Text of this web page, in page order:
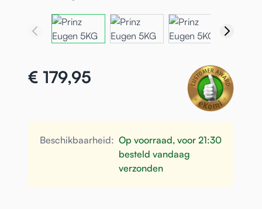
€ 179,95
Beschikbaarheid: Op voorraad, voor 21:30
besteld vandaag
verzonden